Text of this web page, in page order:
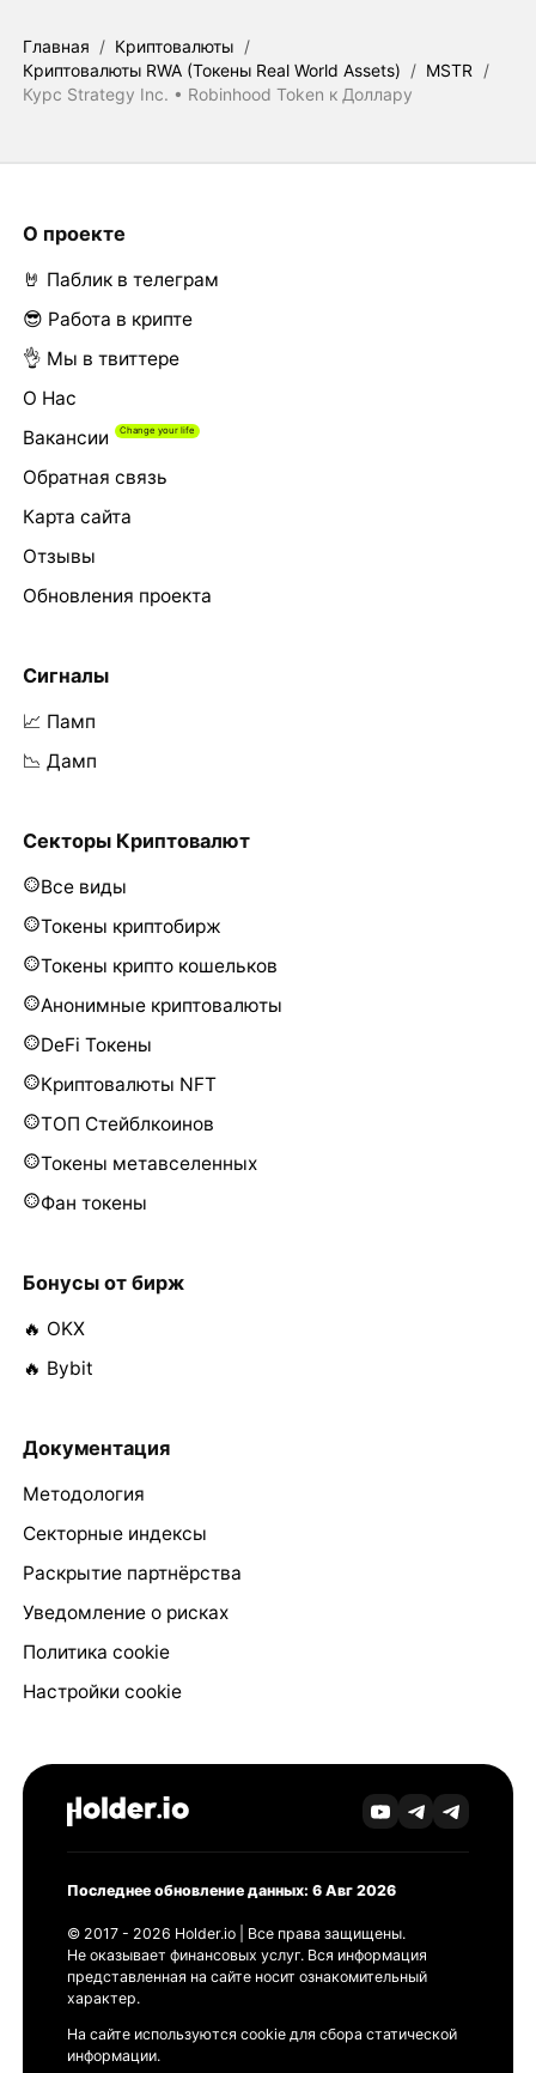
Главная / Криптовалюты /
Криптовалюты RWA (Токены Real World Assets) / MSTR
/
Курс Strategy Inc. • Robinhood Token к Доллару
О проекте
🤘 Паблик в телеграм
😎 Работа в крипте
👌 Мы в твиттере
О Нас
Вакансии
Обратная связь
Карта сайта
Отзывы
Обновления проекта
Сигналы
📈 Памп
📉 Дамп
Секторы Криптовалют
Все виды
Токены криптобирж
Токены крипто кошельков
Анонимные криптовалюты
DeFi Токены
Криптовалюты NFT
ТОП Стейблкоинов
Токены метавселенных
Фан токены
Бонусы от бирж
🔥 OKX
🔥 Bybit
Документация
Методология
Секторные индексы
Раскрытие партнёрства
Уведомление о рисках
Политика cookie
Настройки cookie
Последнее обновление данных: 6 Авг 2026
© 2017 - 2026 Holder.io | Все права защищены.
Не оказывает финансовых услуг. Вся информация
представленная на сайте носит ознакомительный
характер.
На сайте используются cookie для сбора статической
информации.